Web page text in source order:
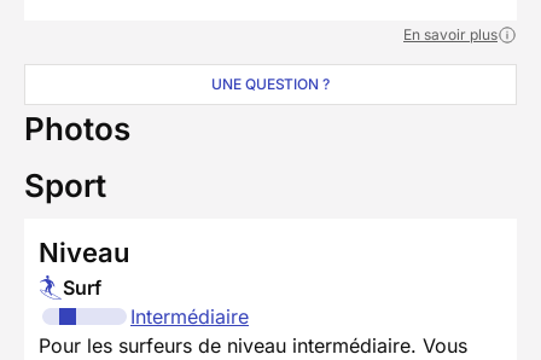
En savoir plus
UNE QUESTION ?
Photos
Sport
Niveau
Surf
Intermédiaire
Pour les surfeurs de niveau intermédiaire. Vous